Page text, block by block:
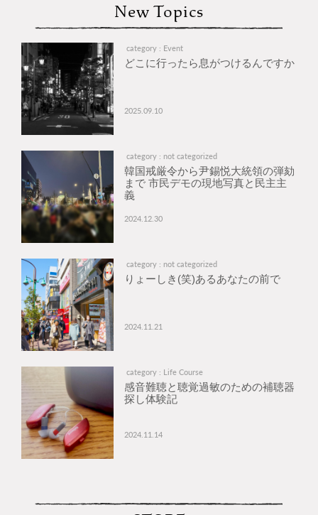
New Topics
category : Event
どこに行ったら息がつけるんですか
2025.09.10
category : not categorized
韓国戒厳令から尹錫悦大統領の弾劾
まで 市民デモの現地写真と民主主
義
2024.12.30
category : not categorized
りょーしき(笑)あるあなたの前で
2024.11.21
category : Life Course
感音難聴と聴覚過敏のための補聴器
探し体験記
2024.11.14